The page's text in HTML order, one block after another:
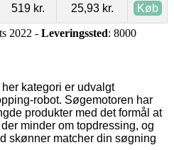
519 kr. 25,93 kr. Køb
2022 - Leveringssted: 8000
kategori er udvalgt
robot. Søgemotoren har
produkter med det formål at
minder om topdressing, og
skønner matcher din søgning